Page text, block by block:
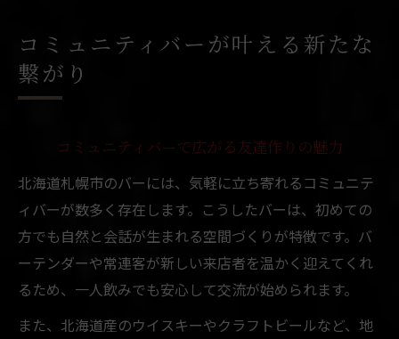
コミュニティバーが叶える新たな
繋がり
コミュニティバーで広がる友達作りの魅力
北海道札幌市のバーには、気軽に立ち寄れるコミュニテ
ィバーが数多く存在します。こうしたバーは、初めての
方でも自然と会話が生まれる空間づくりが特徴です。バ
ーテンダーや常連客が新しい来店者を温かく迎えてくれ
るため、一人飲みでも安心して交流が始められます。
また、北海道産のウイスキーやクラフトビールなど、地